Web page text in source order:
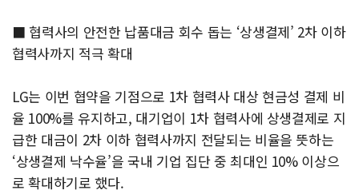
■ 협력사의 안전한 납품대금 회수 돕는 ‘상생결제’ 2차 이하
협력사까지 적극 확대
LG는 이번 협약을 기점으로 1차 협력사 대상 현금성 결제 비
율 100%를 유지하고, 대기업이 1차 협력사에 상생결제로 지
급한 대금이 2차 이하 협력사까지 전달되는 비율을 뜻하는
‘상생결제 낙수율’을 국내 기업 집단 중 최대인 10% 이상으
로 확대하기로 했다.